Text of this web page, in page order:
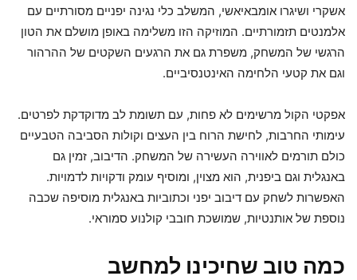
אשקרי ושיגרו אומבאיאשי, המשלב כלי נגינה יפניים מסורתיים עם
אלמנטים תזמורתיים. המוזיקה הזו משלימה באופן מושלם את הטון
הרגשי של המשחק, משפרת גם את הרגעים השקטים של ההרהור
וגם את קטעי הלחימה האינטנסיביים.
אפקטי הקול מרשימים לא פחות, עם תשומת לב מדוקדקת לפרטים.
עימותי החרבות, לחישת הרוח בין העצים וקולות הסביבה הטבעיים
כולם תורמים לאווירה העשירה של המשחק. הדיבוב, זמין גם
באנגלית וגם ביפנית, הוא מצוין, ומוסיף עומק ודקויות לדמויות.
האפשרות לשחק עם דיבוב יפני וכתוביות באנגלית מוסיפה שכבה
נוספת של אותנטיות, שמושכת חובבי קולנוע סמוראי.
כמה טוב שחיכינו למחשב